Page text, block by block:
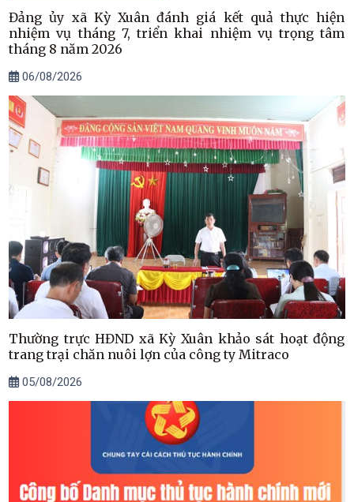
Đảng ủy xã Kỳ Xuân đánh giá kết quả thực hiện
nhiệm vụ tháng 7, triển khai nhiệm vụ trọng tâm
tháng 8 năm 2026
06/08/2026
Thường trực HĐND xã Kỳ Xuân khảo sát hoạt động
trang trại chăn nuôi lợn của công ty Mitraco
05/08/2026